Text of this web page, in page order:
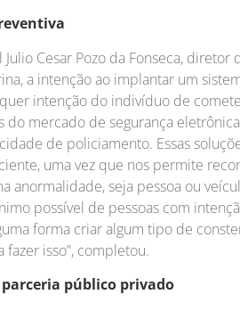
Julio Cesar Pozo da Fonseca,
a intenção ao implantar um
intenção do indivíduo de
do mercado de segurança
de policiamento. Essas
uma vez que nos permite
anormalidade, seja pessoa ou
possível de pessoas com
forma criar algum tipo de
fazer isso”, completou.
público privado